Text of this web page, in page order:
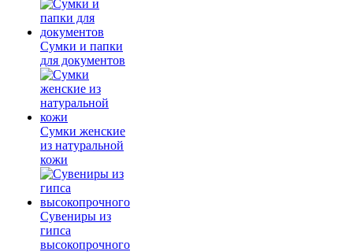
Сумки и папки
для документов
Сумки женские
из натуральной
кожи
Сувениры из
гипса
высокопрочного